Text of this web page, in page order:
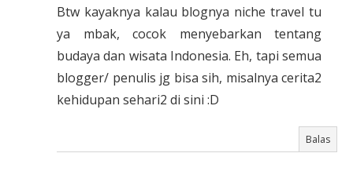
Btw kayaknya kalau blognya niche travel tu
ya mbak, cocok menyebarkan tentang
budaya dan wisata Indonesia. Eh, tapi semua
blogger/ penulis jg bisa sih, misalnya cerita2
kehidupan sehari2 di sini :D
Balas